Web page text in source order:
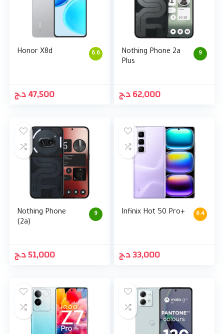
6.6
Honor X8d
47,500د.ج
9
Nothing Phone 2a
Plus
62,000د.ج
9
Nothing Phone
(2a)
51,000د.ج
6.4
Infinix Hot 50 Pro+
33,000د.ج